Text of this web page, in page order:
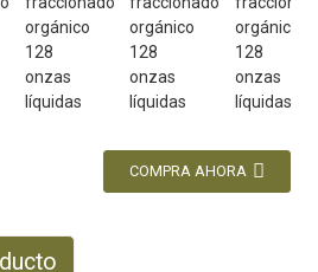
COMPRA AHORA